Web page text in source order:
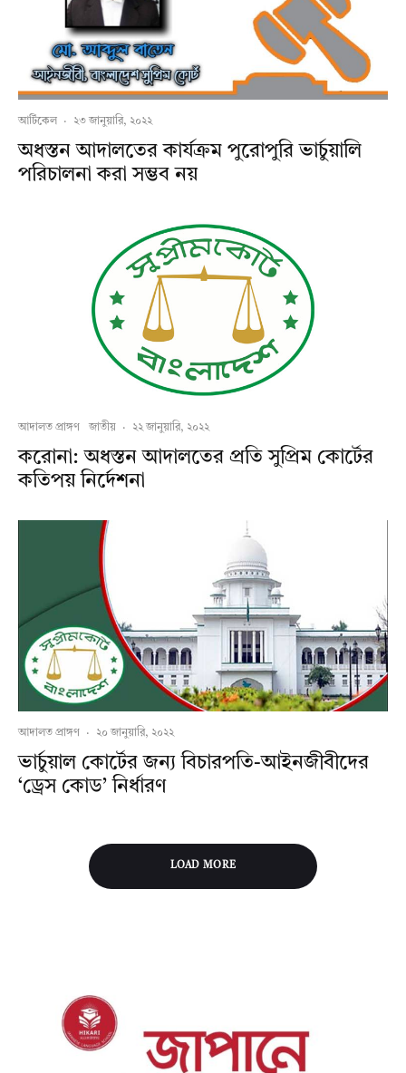
আর্টিকেল · ২৩ জানুয়ারি, ২০২২
অধস্তন আদালতের কার্যক্রম পুরোপুরি ভার্চুয়ালি
পরিচালনা করা সম্ভব নয়
আদালত প্রাঙ্গণ জাতীয় · ২২ জানুয়ারি, ২০২২
করোনা: অধস্তন আদালতের প্রতি সুপ্রিম কোর্টের
কতিপয় নির্দেশনা
আদালত প্রাঙ্গণ · ২০ জানুয়ারি, ২০২২
ভার্চুয়াল কোর্টের জন্য বিচারপতি-আইনজীবীদের
‘ড্রেস কোড’ নির্ধারণ
LOAD MORE